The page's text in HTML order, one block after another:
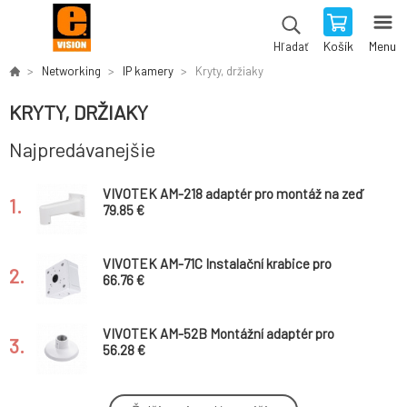
Hľadať Košík Menu
Networking IP kamery Kryty, držiaky
KRYTY, DRŽIAKY
Najpredávanejšie
1.
VIVOTEK AM-218 adaptér pro montáž na zeď
79.85 €
2.
VIVOTEK AM-71C Instalační krabice pro
kamery IB9360-H, IB9368-HT, IB9380-H,
66.76 €
3.
VIVOTEK AM-52B Montážní adaptér pro
FE9180-H, FD8166A, FD8166A-N kamery pro
56.28 €
VIVOTEK AM-21B Montážní adaptér typu L